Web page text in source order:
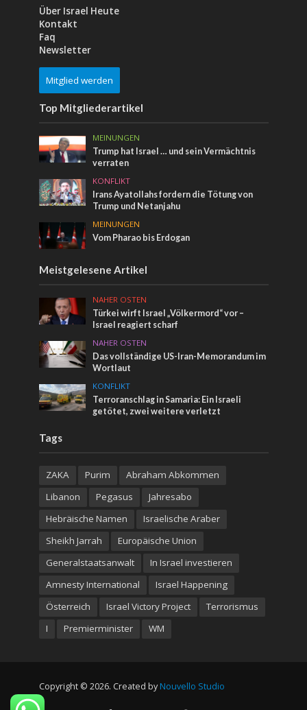
Über Israel Heute
Kontakt
Faq
Newsletter
Mitglied werden
Top Mitgliederartikel
MEINUNGEN
Trump hat Israel … und sein Vermächtnis
verraten
KONFLIKT
Irans Ayatollahs fordern die Tötung von
Trump und Netanjahu
MEINUNGEN
Vom Pharao bis Erdogan
Meistgelesene Artikel
NAHER OSTEN
Türkei wirft Israel „Völkermord“ vor –
Israel reagiert scharf
NAHER OSTEN
Das vollständige US-Iran-Memorandum im
Wortlaut
KONFLIKT
Terroranschlag in Samaria: Ein Israeli
getötet, zwei weitere verletzt
Tags
ZAKA Purim
Abraham Abkommen
Libanon
Pegasus
Jahresabo
Hebräische Namen
Israelische Araber
Sheikh Jarrah
Europäische Union
Generalstaatsanwalt
In Israel investieren
Amnesty International
Israel Happening
Österreich
Israel Victory Project
Terrorismus
I
Premierminister WM
Copyright © 2026. Created by Nouvello Studio